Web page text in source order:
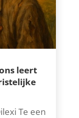
leert
Te een